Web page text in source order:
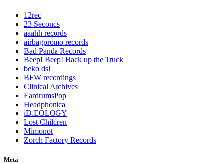
12rec
23 Seconds
aaahh records
airbagpromo records
Bad Panda Records
Beep! Beep! Back up the Truck
beko dsl
BFW recordings
Clinical Archives
EardrumsPop
Headphonica
iD.EOLOGY
Lost Children
Mimonot
Zorch Factory Records
Meta